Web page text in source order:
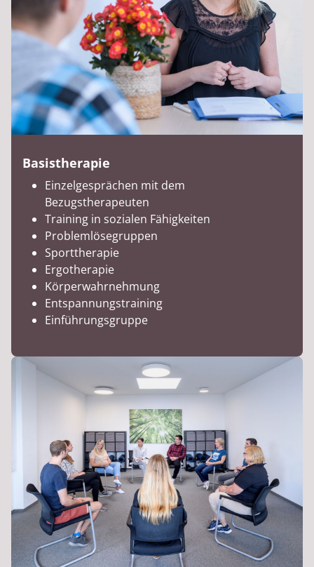
Basistherapie
Einzelgesprächen mit dem
Bezugstherapeuten
Training in sozialen Fähigkeiten
Problemlösegruppen
Sporttherapie
Ergotherapie
Körperwahrnehmung
Entspannungstraining
Einführungsgruppe